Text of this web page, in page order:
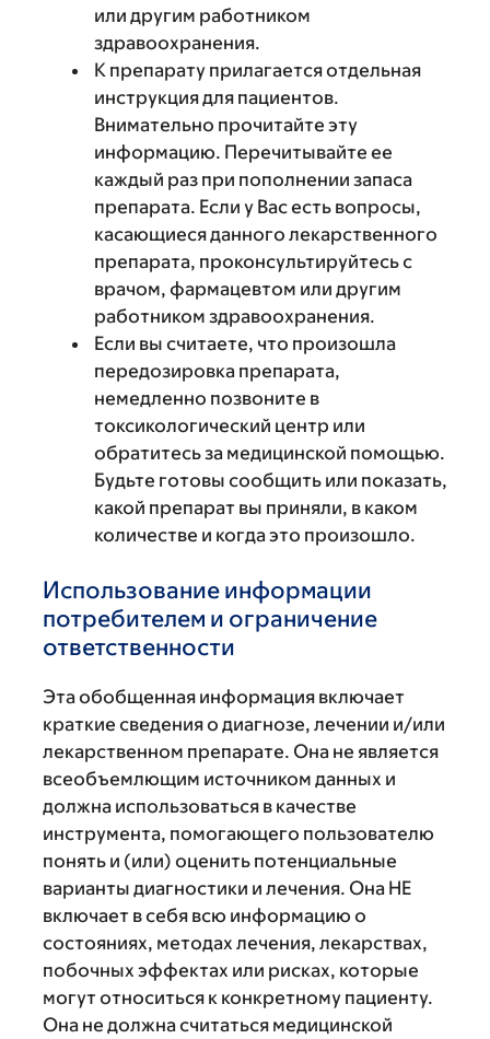
или другим работником
здравоохранения.
К препарату прилагается отдельная
инструкция для пациентов.
Внимательно прочитайте эту
информацию. Перечитывайте ее
каждый раз при пополнении запаса
препарата. Если у Вас есть вопросы,
касающиеся данного лекарственного
препарата, проконсультируйтесь с
врачом, фармацевтом или другим
работником здравоохранения.
Если вы считаете, что произошла
передозировка препарата,
немедленно позвоните в
токсикологический центр или
обратитесь за медицинской помощью.
Будьте готовы сообщить или показать,
какой препарат вы приняли, в каком
количестве и когда это произошло.
Использование информации
потребителем и ограничение
ответственности
Эта обобщенная информация включает
краткие сведения о диагнозе, лечении и/или
лекарственном препарате. Она не является
всеобъемлющим источником данных и
должна использоваться в качестве
инструмента, помогающего пользователю
понять и (или) оценить потенциальные
варианты диагностики и лечения. Она НЕ
включает в себя всю информацию о
состояниях, методах лечения, лекарствах,
побочных эффектах или рисках, которые
могут относиться к конкретному пациенту.
Она не должна считаться медицинской